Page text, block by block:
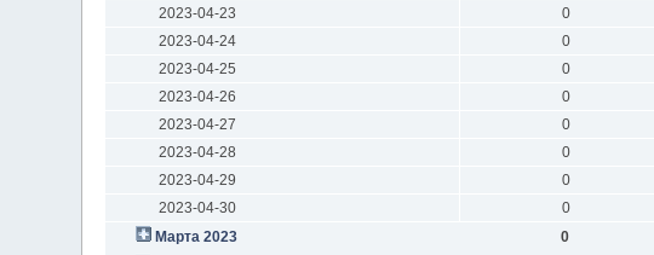
2023-04-23
0
2023-04-24
0
2023-04-25
0
2023-04-26
0
2023-04-27
0
2023-04-28
0
2023-04-29
0
2023-04-30
0
Марта 2023
0